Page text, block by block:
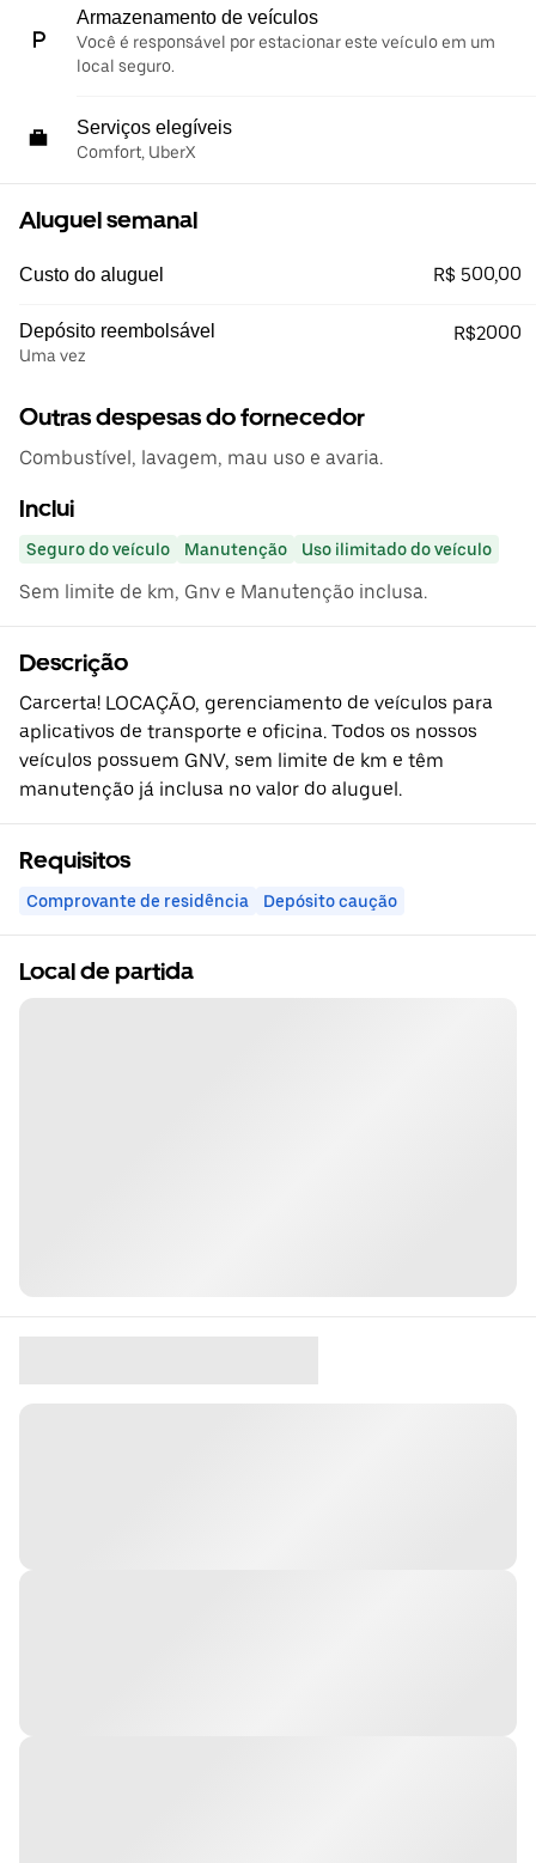
Armazenamento de veículos
Você é responsável por estacionar este veículo em um
local seguro.
Serviços elegíveis
Comfort, UberX
Aluguel semanal
Custo do aluguel R$ 500,00
Depósito reembolsável
Uma vez
R$2000
Outras despesas do fornecedor
Combustível, lavagem, mau uso e avaria.
Inclui
Seguro do veículo Manutenção Uso ilimitado do veículo
Sem limite de km, Gnv e Manutenção inclusa.
Descrição
Carcerta! LOCAÇÃO, gerenciamento de veículos para
aplicativos de transporte e oficina. Todos os nossos
veículos possuem GNV, sem limite de km e têm
manutenção já inclusa no valor do aluguel.
Requisitos
Comprovante de residência Depósito caução
Local de partida